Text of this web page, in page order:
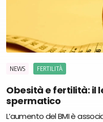
NEWS FERTILITÀ
Obesità e fertilità: il
spermatico
L’aumento del BMI è